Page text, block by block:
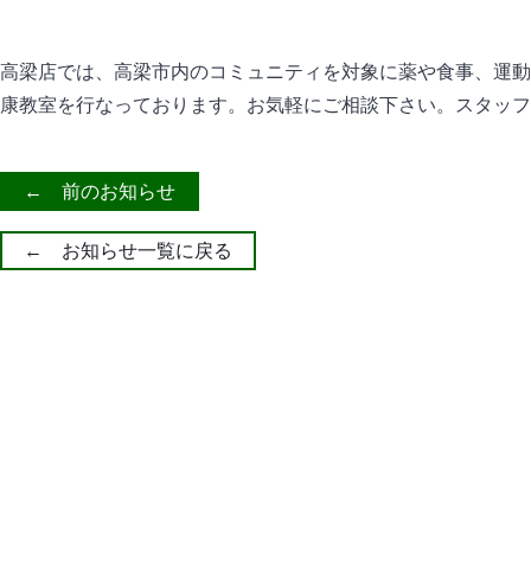
高梁店では、高梁市内のコミュニティを対象に薬や食事、運
康教室を行なっております。お気軽にご相談下さい。スタッ
← 前のお知らせ
← お知らせ一覧に戻る